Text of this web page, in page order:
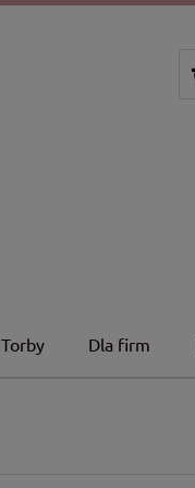
Torby Dla firm